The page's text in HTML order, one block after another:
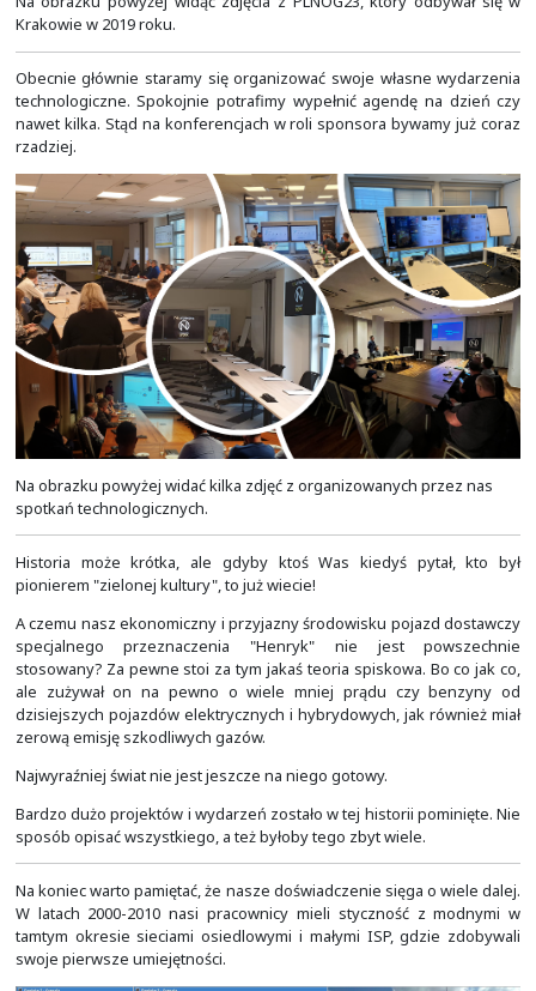
Na obrazkach po prawej można zobaczyć kolejno
informacjami o Red Hat Satellite, Cisco ACI i Cisco
Storware vProtect, wyświetlane na Cisco Webex
wybrane slajdy z promowanymi w tamtym okresie
Niekiedy robiliśmy to barterowo, w zamian za
wydarzenia, a niekiedy bardziej komercyjnie.
Realizowaliśmy też budowę infrastruktury sieciowej
Centrum Kongresowym ICE Kraków. Na obrazku
zobaczyć ilości użytego przez nas sprzętu firmy Cisco